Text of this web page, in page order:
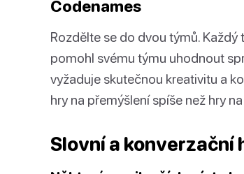
Codenames
Rozdělte se do dvou týmů.
pomohl svému týmu uhodnout
vyžaduje skutečnou kreativitu a
hry na přemýšlení spíše než hry
Slovní a konverzační